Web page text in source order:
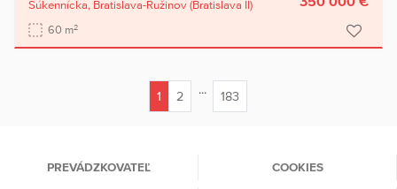
Súkennícka, Bratislava-Ružinov (Bratislava II)
60 m2
1
2 ... 183
PREVÁDZKOVATEĽ COOKIES